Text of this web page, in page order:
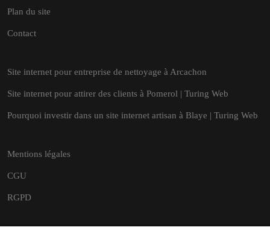
Plan du site
Contact
Site internet pour entreprise de nettoyage à Arcachon
Site internet pour attirer des clients à Pomerol | Turing Web
Pourquoi investir dans un site internet artisan à Blaye | Turing Web
Mentions légales
CGU
RGPD